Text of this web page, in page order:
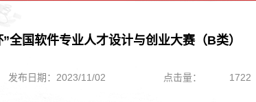
”全国软件专业人才设计与创业大赛（B类）
发布日期：2023/11/02 点击量： 1722